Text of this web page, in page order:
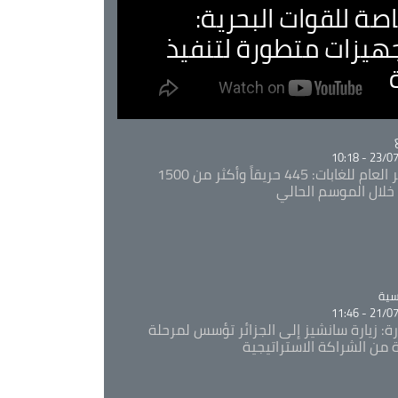
للقوات البحرية:
متطورة لتنفيذ
23/07/
المدير العام للغابات: 445 حريقاً وأكثر من 1500
الموسم الحالي
21/07/
زيارة سانشيز إلى الجزائر تؤسس لمرحلة
من الشراكة الاستراتيجية